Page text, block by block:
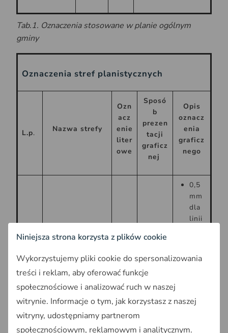
Tab.1. Oznaczenia stosowane w planie ogólnym
gminy
Oznaczenia stref planistycznych
L.p. Nazwa strefy
Ozn
acz
enie
liter
owe
Sposó
b
prezen
tacji
graficz
nej
Opis
oznacz
enia
graficz
nego
1
wielofunkcyjna z
zabudową
mieszkaniową
wielorodzinną
SW
0,5
mm
dla
linii
r
R18
4,
9,
Niniejsza strona korzysta z plików cookie
Wykorzystujemy pliki cookie do spersonalizowania
treści i reklam, aby oferować funkcje
społecznościowe i analizować ruch w naszej
witrynie. Informacje o tym, jak korzystasz z naszej
witryny, udostępniamy partnerom
społecznościowym, reklamowym i analitycznym.